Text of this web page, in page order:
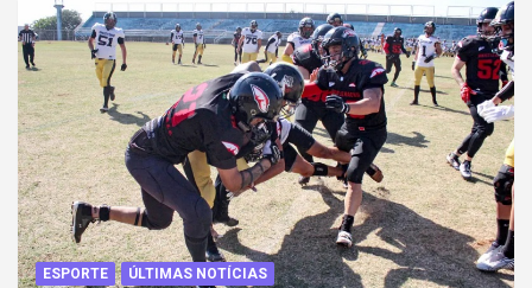
ESPORTE ÚLTIMAS NOTÍCIAS